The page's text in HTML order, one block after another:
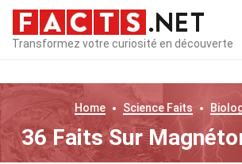
Transformez votre curiosité en découverte
Home Science Faits
36 Faits Sur